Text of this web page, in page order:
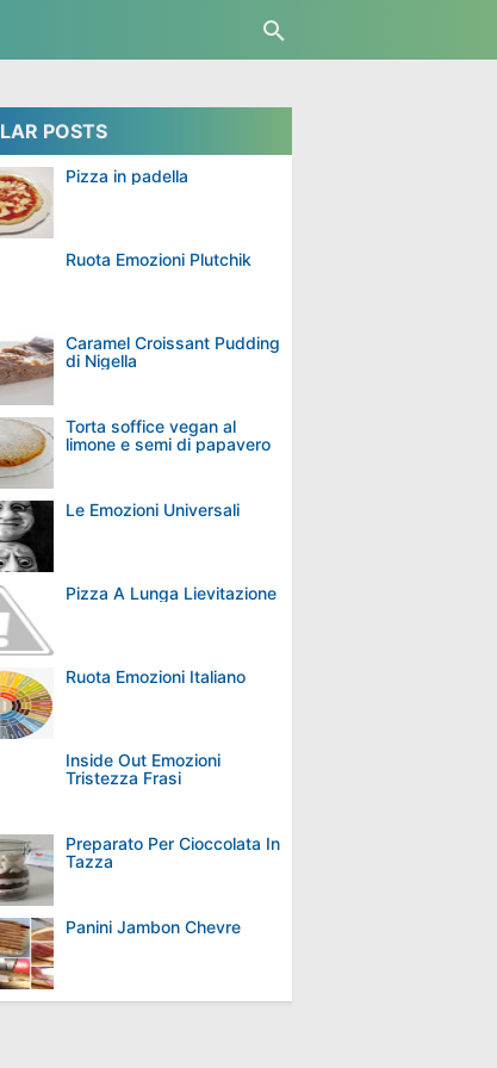
POSTS
Pizza in padella
Ruota Emozioni Plutchik
Caramel Croissant Pudding
di Nigella
Torta soffice vegan al
limone e semi di papavero
Le Emozioni Universali
Pizza A Lunga Lievitazione
Ruota Emozioni Italiano
Inside Out Emozioni
Tristezza Frasi
Preparato Per Cioccolata In
Tazza
Panini Jambon Chevre